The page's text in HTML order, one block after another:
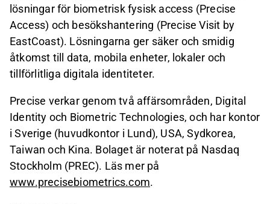
lösningar för biometrisk fysisk access (Precise
Access) och besökshantering (Precise Visit by
EastCoast). Lösningarna ger säker och smidig
åtkomst till data, mobila enheter, lokaler och
tillförlitliga digitala identiteter.
Precise verkar genom två affärsområden, Digital
Identity och Biometric Technologies, och har kontor
i Sverige (huvudkontor i Lund), USA, Sydkorea,
Taiwan och Kina. Bolaget är noterat på Nasdaq
Stockholm (PREC). Läs mer på
www.precisebiometrics.com.